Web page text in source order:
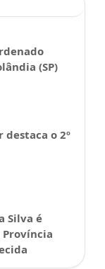
(SP)
destaca o 2º
Silva é